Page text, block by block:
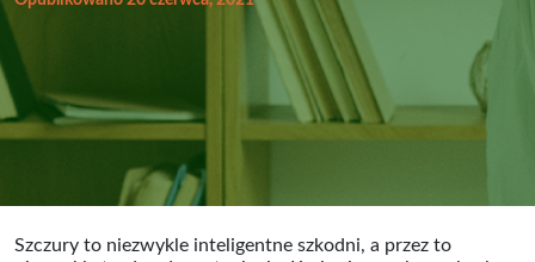
Szczury to niezwykle inteligentne szkodni, a przez to